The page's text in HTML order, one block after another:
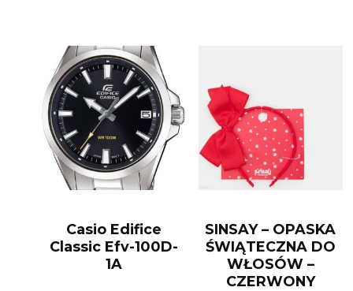
Casio Edifice
Classic Efv-100D-
1A
SINSAY – OPASKA
ŚWIĄTECZNA DO
WŁOSÓW –
CZERWONY